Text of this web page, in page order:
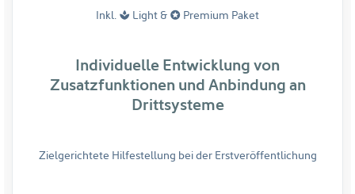
Inkl. spa Light & stars Premium Paket
Individuelle Entwicklung von
Zusatzfunktionen und Anbindung an
Drittsysteme
Zielgerichtete Hilfestellung bei der Erstveröffentlichung